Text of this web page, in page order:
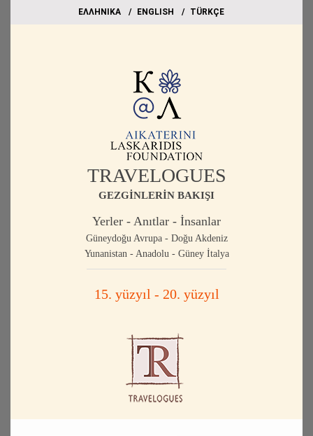
EΛΛΗΝΙΚΑ ΕΝGLISH TÜRKÇE
TRAVELOGUES
GEZGİNLERİN BAKIŞI
Yerler - Anıtlar - İnsanlar
Güneydoğu Avrupa - Doğu Akdeniz
Yunanistan - Anadolu - Güney İtalya
15. yüzyıl - 20. yüzyıl